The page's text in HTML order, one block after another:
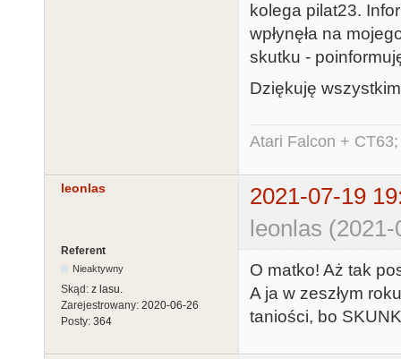
kolega pilat23.
wpłynęła na
skutku -
Dziękuję
Atari Falcon +
leonlas
2021-07-19
leonlas
Referent
Nieaktywny
Skąd: z lasu.
Zarejestrowany: 2020-06-26
Posty: 364
O matko! Aż tak
A ja w zeszłym
taniości, bo